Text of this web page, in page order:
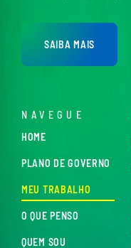
SAIBA MAIS
NAVEGUE
HOME
PLANO DE GOVERNO
MEU TRABALHO
O QUE PENSO
QUEM SOU